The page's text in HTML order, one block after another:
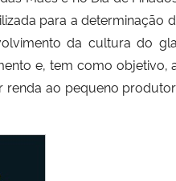
para a determinação
da cultura do
e, tem como objetivo,
ao pequeno